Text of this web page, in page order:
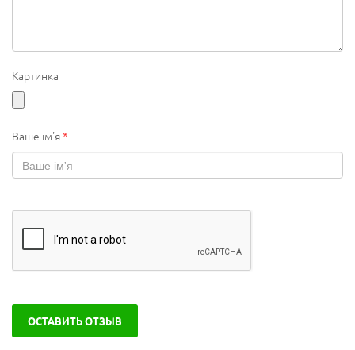
Картинка
Ваше ім'я*
ОСТАВИТЬ ОТЗЫВ